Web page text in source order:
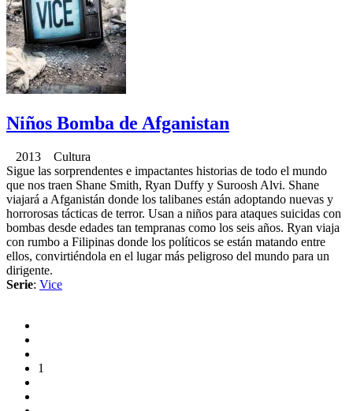
Niños Bomba de Afganistan
2013 Cultura
Sigue las sorprendentes e impactantes historias de todo el mundo
que nos traen Shane Smith, Ryan Duffy y Suroosh Alvi. Shane
viajará a Afganistán donde los talibanes están adoptando nuevas y
horrorosas tácticas de terror. Usan a niños para ataques suicidas con
bombas desde edades tan tempranas como los seis años. Ryan viaja
con rumbo a Filipinas donde los políticos se están matando entre
ellos, convirtiéndola en el lugar más peligroso del mundo para un
dirigente.
Serie: Vice
1